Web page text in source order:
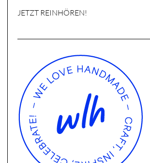
JETZT REINHÖREN!